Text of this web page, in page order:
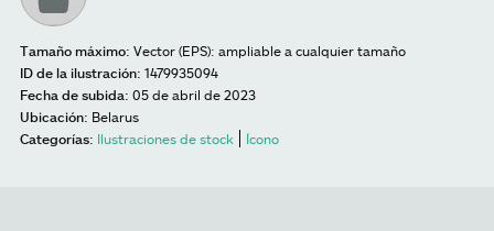
Tamaño máximo: Vector (EPS): ampliable a cualquier tamaño
ID de la ilustración: 1479935094
Fecha de subida: 05 de abril de 2023
Ubicación: Belarus
Categorías: Ilustraciones de stock Ícono